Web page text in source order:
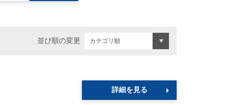
並び順の変更
詳細を見る